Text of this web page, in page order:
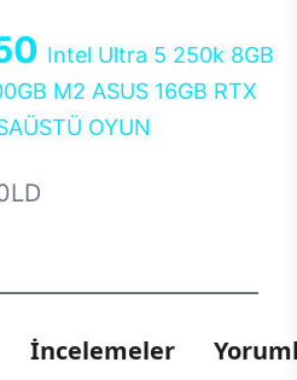
Intel Ultra 5 250k 8GB
M2 ASUS 16GB RTX
OYUN
İncelemeler